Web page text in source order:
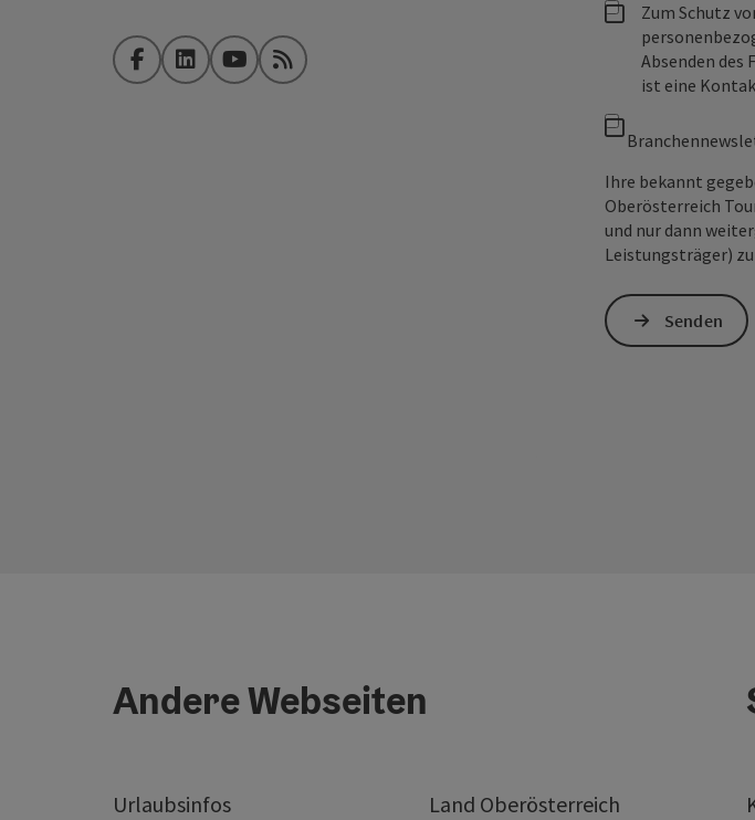
FacebookLinkedInYouTubeRSS-Feed
Zum Schutz
Absenden
ist eine
Ihre bekannt
Oberösterreich
und nur dann
Leistungsträger)
Senden
Andere Webseiten
Urlaubsinfos Land Oberösterreich